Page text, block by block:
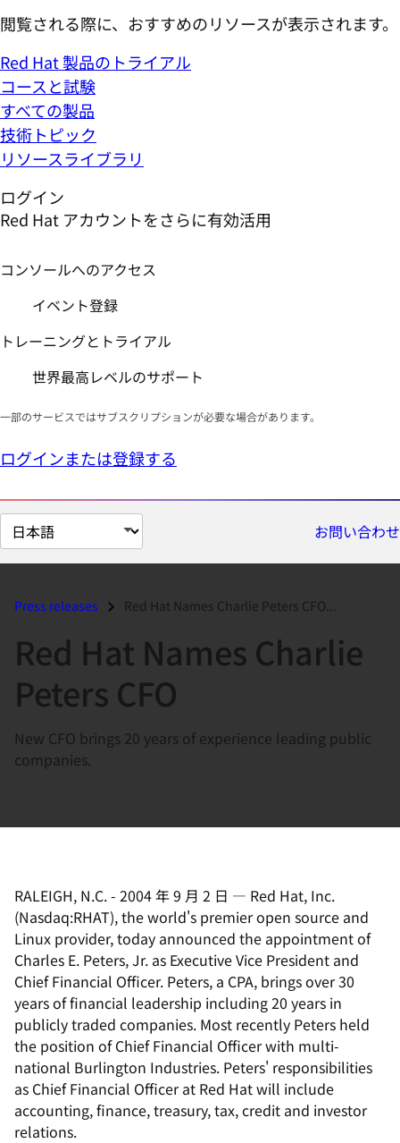
閲覧される際に、おすすめのリソースが表示されます。
Red Hat 製品のトライアル
コースと試験
すべての製品
技術トピック
リソースライブラリ
ログイン
Red Hat アカウントをさらに有効活用
コンソールへのアクセス
イベント登録
トレーニングとトライアル
世界最高レベルのサポート
一部のサービスではサブスクリプションが必要な場合があります。
ログインまたは登録する
ペ
ー
の
て
お問い合わせ
Press releases Red Hat Names Charlie Peters CFO...
Red Hat Names Charlie
Peters CFO
New CFO brings 20 years of experience leading public
companies.
RALEIGH, N.C.- 2004 年 9 月 2 日 — Red Hat, Inc.
(Nasdaq:RHAT), the world's premier open source and
Linux provider, today announced the appointment of
Charles E. Peters, Jr. as Executive Vice President and
Chief Financial Officer. Peters, a CPA, brings over 30
years of financial leadership including 20 years in
publicly traded companies. Most recently Peters held
the position of Chief Financial Officer with multi-
national Burlington Industries. Peters' responsibilities
as Chief Financial Officer at Red Hat will include
accounting, finance, treasury, tax, credit and investor
relations.